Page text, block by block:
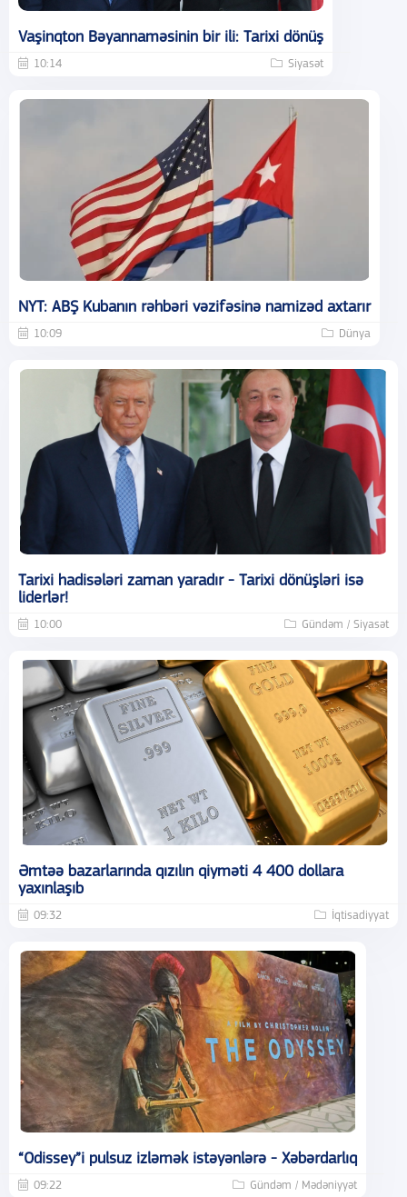
Vaşinqton Bəyannaməsinin bir ili: Tarixi dönüş
10:14 Siyasət
NYT: ABŞ Kubanın rəhbəri vəzifəsinə namizəd axtarır
10:09 Dünya
Tarixi hadisələri zaman yaradır - Tarixi dönüşləri isə
liderlər!
10:00 Gündəm / Siyasət
Əmtəə bazarlarında qızılın qiyməti 4 400 dollara
yaxınlaşıb
09:32 İqtisadiyyat
“Odissey”i pulsuz izləmək istəyənlərə - Xəbərdarlıq
09:22 Gündəm / Mədəniyyət